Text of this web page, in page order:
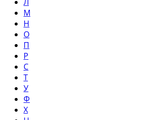
М
Н
О
П
Р
С
Т
У
Ф
Х